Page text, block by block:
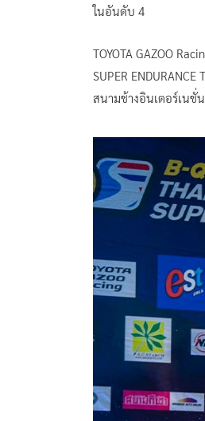
ในอันดับ 4
TOYOTA GAZOO
SUPER
สนามช้างอินเตอร์เนชั่